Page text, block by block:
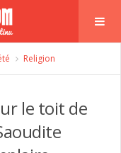
Religion
le toit de